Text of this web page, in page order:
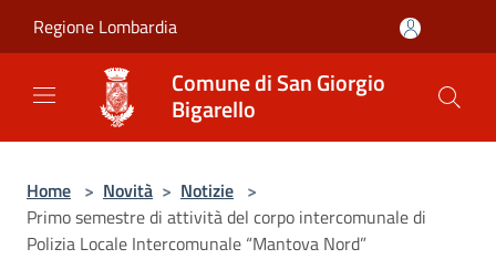
Regione Lombardia
Comune di San Giorgio
Bigarello
Home > Novità > Notizie >
Primo semestre di attività del corpo intercomunale di
Polizia Locale Intercomunale “Mantova Nord”